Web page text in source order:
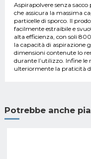
Aspirapolvere senza
che assicura la massima
particelle di sporco. Il
facilmente estraibile e
alta efficienza, con soli
la capacità di aspirazione
dimensioni contenute lo
durante l’utilizzo. Infine
ulteriormente la praticità
Potrebbe anche